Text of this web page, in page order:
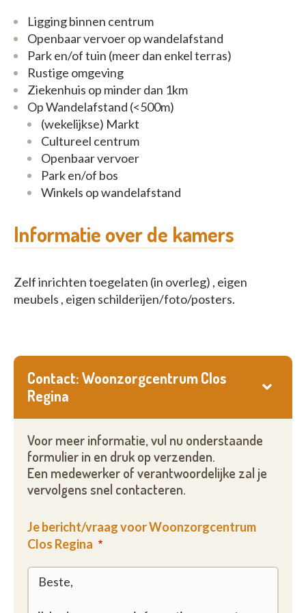
Contact
Tel: +32 2 672 06 17
E-mail:accueil@closregina.be
Directie:mcirami@closregina.be
Ligging binnen centrum
Openbaar vervoer op wandelafstand
Park en/of tuin (meer dan enkel terras)
Rustige omgeving
Ziekenhuis op minder dan 1km
Op Wandelafstand (<500m)
(wekelijkse) Markt
Cultureel centrum
Openbaar vervoer
Park en/of bos
Winkels op wandelafstand
Informatie over de kamers
Zelf inrichten toegelaten (in overleg) , eigen
meubels , eigen schilderijen/foto/posters.
Contact: Woonzorgcentrum Clos
Regina
Voor meer informatie, vul nu onderstaande
formulier in en druk op verzenden.
Een medewerker of verantwoordelijke zal je
vervolgens snel contacteren.
Je bericht/vraag voor Woonzorgcentrum
Clos Regina